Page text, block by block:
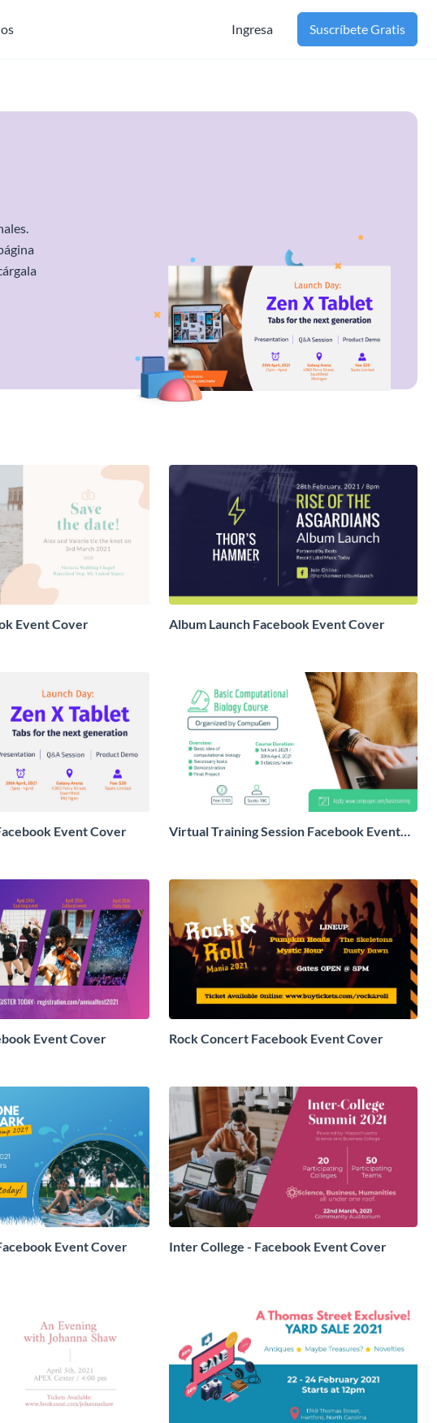
Ingresa Suscríbete Gratis
Event Cover Album Launch Facebook Event Cover
Event Cover
Virtual Training Session Facebook Event
Event Cover Rock Concert Facebook Event Cover
Event Cover Inter College - Facebook Event Cover